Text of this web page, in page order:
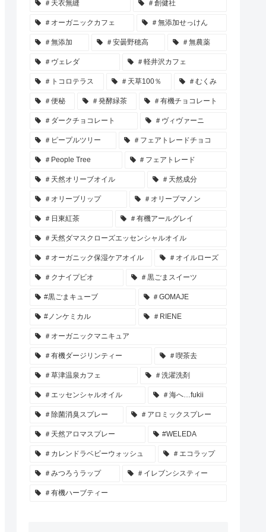
＃天衣無縫 ＃創健社
＃オーガニックカフェ ＃無添加せっけん
＃無添加 ＃安曇野穂高 ＃無農薬
＃ヴェレダ ＃軽井沢カフェ
＃トコロテラス ＃天草100％ ＃むくみ
＃便秘 ＃発酵緑茶 ＃有機チョコレート
＃ダークチョコレート ＃ヴィヴァーニ
＃ピープルツリー ＃フェアトレードチョコ
＃People Tree ＃フェアトレード
＃天然オリーブオイル ＃天然成分
＃オリーブリップ ＃オリーブマノン
＃日東紅茶 ＃有機アールグレイ
＃天然ダマスクローズエッセンシャルオイル
＃オーガニック保湿ケアオイル ＃オイルローズ
＃クナイプビオ ＃黒ごまスイーツ
#黒ごまキューブ ＃GOMAJE
#ノンケミカル ＃RIENE
＃オーガニックマニキュア
＃有機ダージリンティー ＃喫茶去
＃草津温泉カフェ ＃洗濯洗剤
＃エッセンシャルオイル ＃海へ…fukii
＃除菌消臭スプレー ＃アロミックスプレー
＃天然アロマスプレー #WELEDA
＃カレンドラベビーウォッシュ ＃エコラップ
＃みつろうラップ ＃イレブンシスティー
＃有機ハーブティー